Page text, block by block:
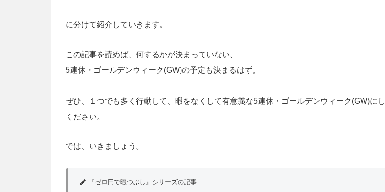
に分けて紹介していきます。
この記事を読めば、何するかが決まっていない、
5連休・ゴールデンウィーク(GW)の予定も決まるはず。
ぜひ、１つでも多く行動して、暇をなくして有意義な5連休・ゴールデンウィーク(GW)に
ください。
では、いきましょう。
『ゼロ円で暇つぶし』シリーズの記事